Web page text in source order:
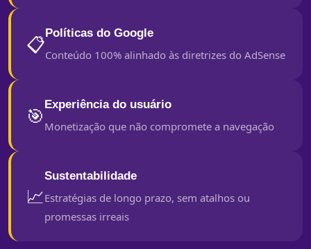
📋Políticas do Google
Conteúdo 100% alinhado às diretrizes do AdSense
🎯 Experiência do usuário
Monetização que não compromete a navegação
📈
Sustentabilidade
Estratégias de longo prazo, sem atalhos ou
promessas irreais